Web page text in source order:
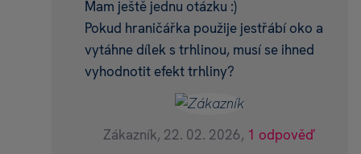
Mam ještě jednu otázku :)
Pokud hraničářka použije jestřábí oko a
vytáhne dílek s trhlinou, musí se ihned
vyhodnotit efekt trhliny?
Zákazník, 22. 02. 2026, 1 odpověď